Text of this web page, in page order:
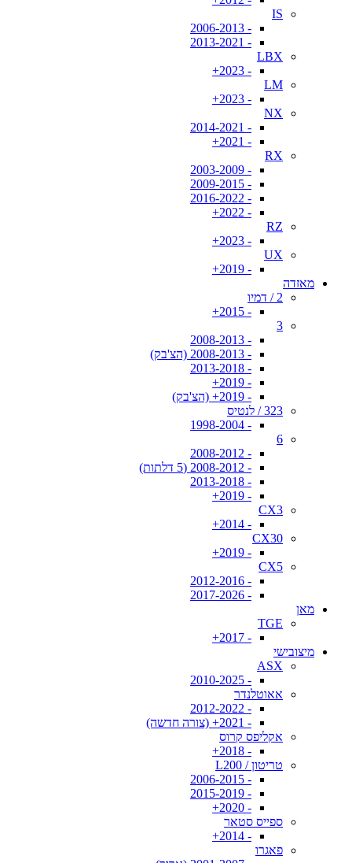
IS
- 2006-2013
- 2013-2021
LBX
- 2023+
LM
- 2023+
NX
- 2014-2021
- 2021+
RX
- 2003-2009
- 2009-2015
- 2016-2022
- 2022+
RZ
- 2023+
UX
- 2019+
מאזדה
2 / דמיו
- 2015+
3
- 2008-2013
- 2008-2013 (הצ'בק)
- 2013-2018
- 2019+
- 2019+ (הצ'בק)
323 / לנטיס
- 1998-2004
6
- 2008-2012
- 2008-2012 (5 דלתות)
- 2013-2018
- 2019+
CX3
- 2014+
CX30
- 2019+
CX5
- 2012-2016
- 2017-2026
מאן
TGE
- 2017+
מיצובישי
ASX
- 2010-2025
אאוטלנדר
- 2012-2022
- 2021+ (צורה חדשה)
אקליפס קרוס
- 2018+
טריטון / L200
- 2006-2015
- 2015-2019
- 2020+
ספייס סטאר
- 2014+
פאגרו